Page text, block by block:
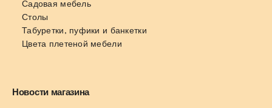
Садовая мебель
Столы
Табуретки, пуфики и банкетки
Цвета плетеной мебели
Новости магазина